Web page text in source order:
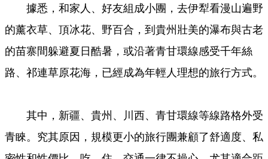
據悉，和家人、好友組成小團，去伊犁看漫山遍野
的薰衣草、頂冰花、野百合，到貴州壯美的瀑布與古老
的苗寨間躲避夏日酷暑，或沿著青甘環線感受千年絲
路、祁連草原花海，已經成為年輕人理想的旅行方式。
其中，新疆、貴州、川西、青甘環線等線路格外受
青睞。究其原因，規模更小的旅行團兼顧了舒適度、私